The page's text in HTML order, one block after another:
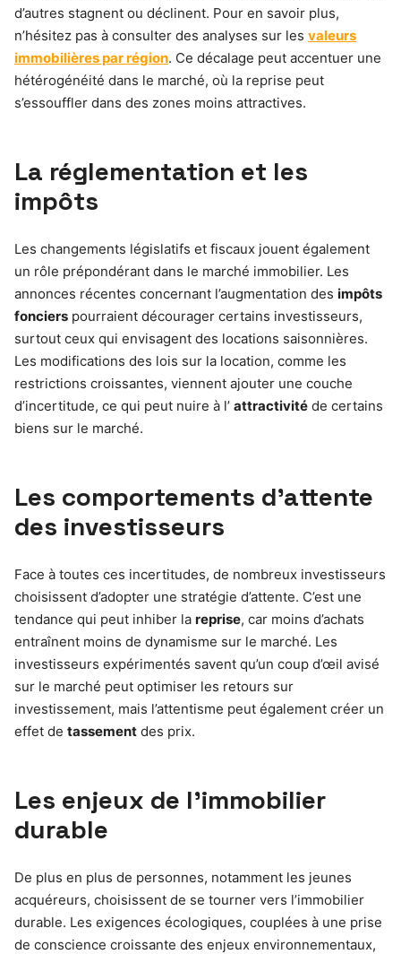
d’autres stagnent ou déclinent. Pour en savoir plus,
n’hésitez pas à consulter des analyses sur les valeurs
immobilières par région. Ce décalage peut accentuer une
hétérogénéité dans le marché, où la reprise peut
s’essouffler dans des zones moins attractives.
La réglementation et les
impôts
Les changements législatifs et fiscaux jouent également
un rôle prépondérant dans le marché immobilier. Les
annonces récentes concernant l’augmentation des impôts
fonciers pourraient décourager certains investisseurs,
surtout ceux qui envisagent des locations saisonnières.
Les modifications des lois sur la location, comme les
restrictions croissantes, viennent ajouter une couche
d’incertitude, ce qui peut nuire à l’ attractivité de certains
biens sur le marché.
Les comportements d’attente
des investisseurs
Face à toutes ces incertitudes, de nombreux investisseurs
choisissent d’adopter une stratégie d’attente. C’est une
tendance qui peut inhiber la reprise, car moins d’achats
entraînent moins de dynamisme sur le marché. Les
investisseurs expérimentés savent qu’un coup d’œil avisé
sur le marché peut optimiser les retours sur
investissement, mais l’attentisme peut également créer un
effet de tassement des prix.
Les enjeux de l’immobilier
durable
De plus en plus de personnes, notamment les jeunes
acquéreurs, choisissent de se tourner vers l’immobilier
durable. Les exigences écologiques, couplées à une prise
de conscience croissante des enjeux environnementaux,